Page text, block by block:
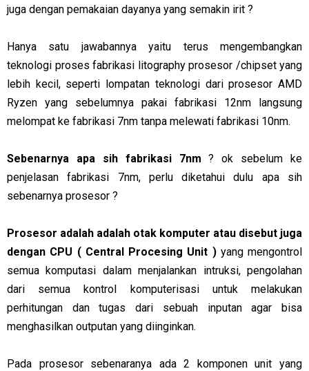
juga dengan pemakaian dayanya yang semakin irit ?
Hanya satu jawabannya yaitu terus mengembangkan
teknologi proses fabrikasi litography prosesor /chipset yang
lebih kecil, seperti lompatan teknologi dari prosesor AMD
Ryzen yang sebelumnya pakai fabrikasi 12nm langsung
melompat ke fabrikasi 7nm tanpa melewati fabrikasi 10nm.
Sebenarnya apa sih fabrikasi 7nm ? ok sebelum ke
penjelasan fabrikasi 7nm, perlu diketahui dulu apa sih
sebenarnya prosesor ?
Prosesor adalah adalah otak komputer atau disebut juga
dengan CPU ( Central Procesing Unit )yang mengontrol
semua komputasi dalam menjalankan intruksi, pengolahan
dari semua kontrol komputerisasi untuk melakukan
perhitungan dan tugas dari sebuah inputan agar bisa
menghasilkan outputan yang diinginkan.
Pada prosesor sebenaranya ada 2 komponen unit yang